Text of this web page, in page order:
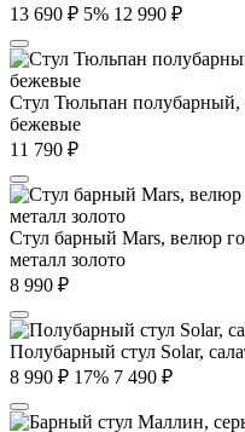
13 690 ₽ 5% 12 990 ₽
Стул Тюльпан
бежевые
11 790 ₽
Стул барный Mars, велюр
металл золото
8 990 ₽
Полубарный стул Solar,
8 990 ₽ 17% 7 490 ₽